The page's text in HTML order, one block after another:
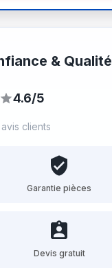
& Qualité
4.6/5
clients
Garantie pièces
Devis gratuit